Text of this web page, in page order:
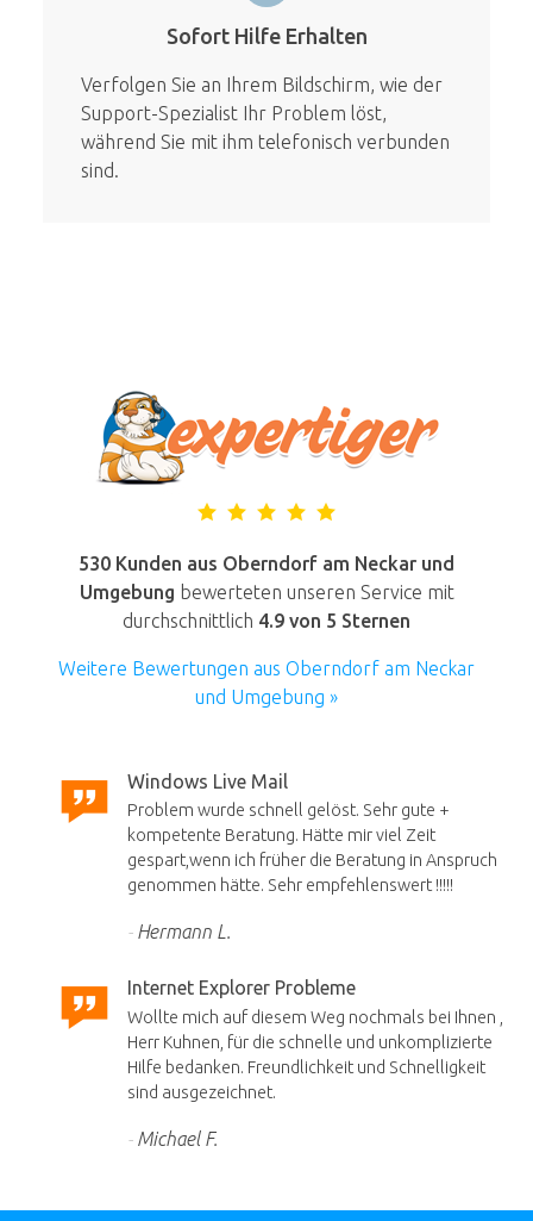
Sofort Hilfe Erhalten
Verfolgen Sie an Ihrem Bildschirm, wie der
Support-Spezialist Ihr Problem löst,
während Sie mit ihm telefonisch verbunden
sind.
530 Kunden aus Oberndorf am Neckar und
Umgebung bewerteten unseren Service mit
durchschnittlich 4.9 von 5 Sternen
Weitere Bewertungen aus Oberndorf am Neckar
und Umgebung »
Windows Live Mail
Problem wurde schnell gelöst. Sehr gute +
kompetente Beratung. Hätte mir viel Zeit
gespart,wenn ich früher die Beratung in Anspruch
genommen hätte. Sehr empfehlenswert !!!!!
Hermann L.
Internet Explorer Probleme
Wollte mich auf diesem Weg nochmals bei Ihnen ,
Herr Kuhnen, für die schnelle und unkomplizierte
Hilfe bedanken. Freundlichkeit und Schnelligkeit
sind ausgezeichnet.
Michael F.